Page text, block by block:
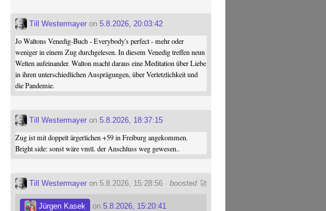
Till Westermayer on5.8.2026, 20:03:42
Jo Waltons Venedig-Buch - Everybody's perfect - mehr oder
weniger in einem Zug durchgelesen. In diesem Venedig treffen neun
Welten aufeinander. Walton macht daraus eine Meditation über Liebe
in ihren unterschiedlichen Ausprägungen, über Verletzlichkeit und
die Pandemie.
Till Westermayer on5.8.2026, 18:37:15
Zug ist mit doppelt ärgerlichen +59 in Freiburg angekommen.
Bright side: sonst wäre vmtl. der Anschluss weg gewesen..
boosted 🚀
Till Westermayer on 5.8.2026, 15:28:56
Jürgen Kasek on5.8.2026, 15:20:41